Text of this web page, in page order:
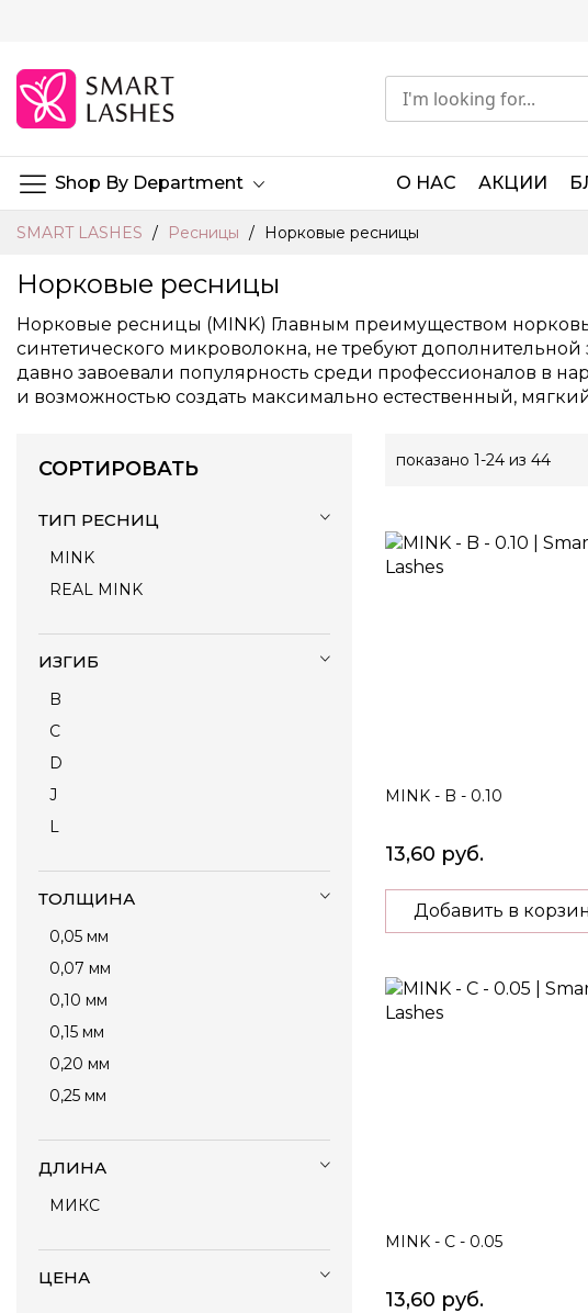
Shop By Department О НАС АКЦИИ
SMART LASHES Ресницы Норковые ресницы
Норковые ресницы
Норковые ресницы (MINK) Главным преимуществом
синтетического микроволокна, не требуют
давно завоевали популярность среди профессионалов в
и возможностью создать максимально естественный,
показано 1-24 из 44
MINK - B - 0.10
13,60 руб.
Добавить в
MINK - C - 0.05
13,60 руб.
СОРТИРОВАТЬ
ТИП РЕСНИЦ
MINK
REAL MINK
ИЗГИБ
B
C
D
J
L
ТОЛЩИНА
0,05 мм
0,07 мм
0,10 мм
0,15 мм
0,20 мм
0,25 мм
ДЛИНА
МИКС
ЦЕНА